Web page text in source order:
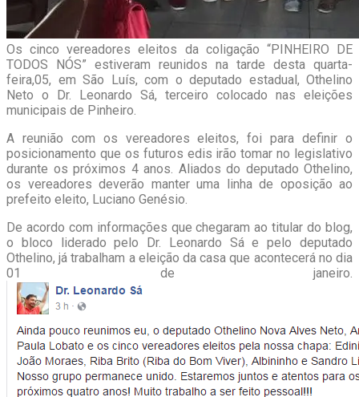
Os cinco vereadores eleitos da coligação “PINHEIRO DE
TODOS NÓS” estiveram reunidos na tarde desta quarta-
feira,05, em São Luís, com o deputado estadual, Othelino
Neto o Dr. Leonardo Sá, terceiro colocado nas eleições
municipais de Pinheiro.
A reunião com os vereadores eleitos, foi para definir o
posicionamento que os futuros edis irão tomar no legislativo
durante os próximos 4 anos. Aliados do deputado Othelino,
os vereadores deverão manter uma linha de oposição ao
prefeito eleito, Luciano Genésio.
De acordo com informações que chegaram ao titular do blog,
o bloco liderado pelo Dr. Leonardo Sá e pelo deputado
Othelino, já trabalham a eleição da casa que acontecerá no dia
01 de janeiro.